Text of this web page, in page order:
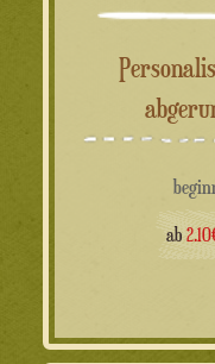
Personalisierter Schriftzug aus
ab